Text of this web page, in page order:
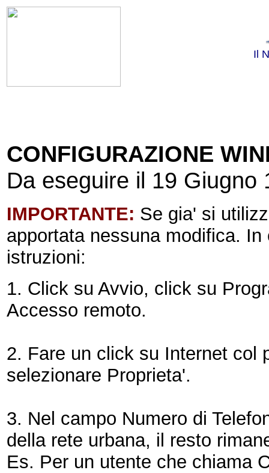
Il
CONFIGURAZIONE
Da eseguire il 19 Giugno
IMPORTANTE: Se gia' si
apportata nessuna modifica.
istruzioni:
1. Click su Avvio, click su
Accesso remoto.
2. Fare un click su Internet col
selezionare Proprieta'.
3. Nel campo Numero di
della rete urbana, il resto
Es. Per un utente che chiama